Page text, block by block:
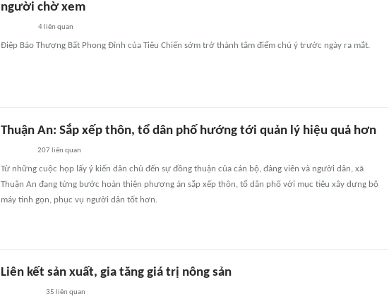
người chờ xem
4liên quan
Điệp Báo Thượng Bất Phong Đỉnh của Tiêu Chiến sớm trở thành tâm điểm chú ý trước ngày ra mắt.
Thuận An: Sắp xếp thôn, tổ dân phố hướng tới quản lý hiệu quả hơn
207liên quan
Từ những cuộc họp lấy ý kiến dân chủ đến sự đồng thuận của cán bộ, đảng viên và người dân, xã
Thuận An đang từng bước hoàn thiện phương án sắp xếp thôn, tổ dân phố với mục tiêu xây dựng bộ
máy tinh gọn, phục vụ người dân tốt hơn.
Liên kết sản xuất, gia tăng giá trị nông sản
35 liên quan